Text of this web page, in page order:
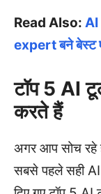
Read Also: AI
expert बने बेस्ट
टॉप 5 AI
करते हैं
अगर आप सोच
सबसे पहले सही AI